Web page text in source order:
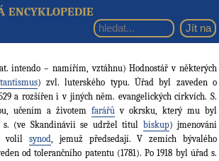
intendo – namířím, vztáhnu) Hodnostář v některých
) zvl. luterského typu. Úřad byl zaveden o
a rozšířen i v jiných něm. evangelických církvích. S.
učením a životem farářů v okrsku, který mu byl
s. (ve Skandinávii se udržel titul biskup) jmenováni
volilsynod, jemuž předsedají. V zemích bývalého
od tolerančního patentu (1781). Po 1918 byl úřad s.